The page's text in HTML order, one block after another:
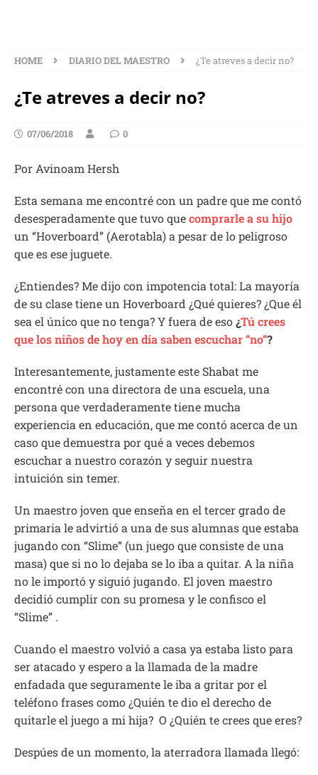
HOME DIARIO DEL MAESTRO ¿Te atreves a decir no?
¿Te atreves a decir no?
07/06/2018 0
Por Avinoam Hersh
Esta semana me encontré con un padre que me contó
desesperadamente que tuvo quecomprarle a su hijo
un “Hoverboard” (Aerotabla) a pesar de lo peligroso
que es ese juguete.
¿Entiendes? Me dijo con impotencia total: La mayoría
de su clase tiene un Hoverboard ¿Qué quieres? ¿Que él
sea el único que no tenga? Y fuera de eso¿Tú crees
que los niños de hoy en día saben escuchar “no”?
Interesantemente, justamente este Shabat me
encontré con una directora de una escuela, una
persona que verdaderamente tiene mucha
experiencia en educación, que me contó acerca de un
caso que demuestra por qué a veces debemos
escuchar a nuestro corazón y seguir nuestra
intuición sin temer.
Un maestro joven que enseña en el tercer grado de
primaria le advirtió a una de sus alumnas que estaba
jugando con “Slime” (un juego que consiste de una
masa) que si no lo dejaba se lo iba a quitar. A la niña
no le importó y siguió jugando. El joven maestro
decidió cumplir con su promesa y le confisco el
“Slime” .
Cuando el maestro volvió a casa ya estaba listo para
ser atacado y espero a la llamada de la madre
enfadada que seguramente le iba a gritar por el
teléfono frases como ¿Quién te dio el derecho de
quitarle el juego a mi hija? O ¿Quién te crees que eres?
Despúes de un momento, la aterradora llamada llegó: